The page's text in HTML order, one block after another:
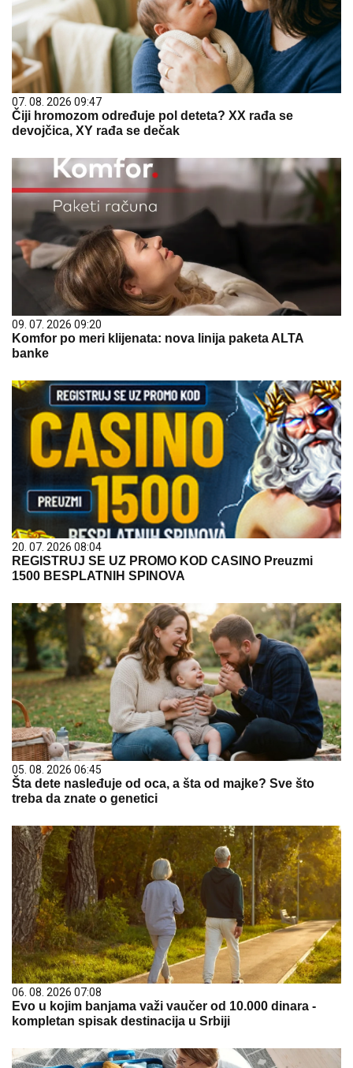
07. 08. 2026 09:47
Čiji hromozom određuje pol deteta? XX rađa se
devojčica, XY rađa se dečak
09. 07. 2026 09:20
Komfor po meri klijenata: nova linija paketa ALTA
banke
20. 07. 2026 08:04
REGISTRUJ SE UZ PROMO KOD CASINO Preuzmi
1500 BESPLATNIH SPINOVA
05. 08. 2026 06:45
Šta dete nasleđuje od oca, a šta od majke? Sve što
treba da znate o genetici
06. 08. 2026 07:08
Evo u kojim banjama važi vaučer od 10.000 dinara -
kompletan spisak destinacija u Srbiji